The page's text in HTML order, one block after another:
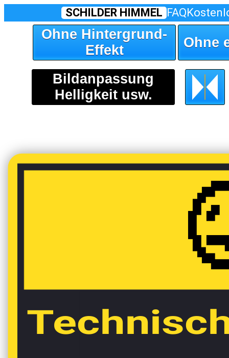
SCHILDER HIMMEL FAQ
Ohne Hintergrund-
Effekt
Ohne
Bildanpassung
Helligkeit usw.